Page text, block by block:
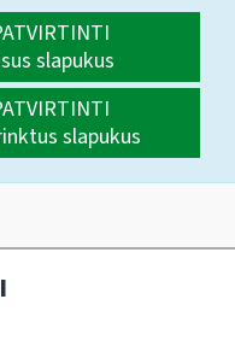
slapukus
slapukus